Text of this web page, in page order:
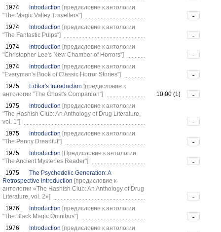
1974
Introduction [предисловие к антологии
"The Magic Valley Travellers"]
-
1974
Introduction [предисловие к антологии
"The Fantastic Pulps"]
-
1974
Introduction [предисловие к антологии
"Christopher Lee's New Chamber of Horrors"]
-
1974
Introduction [предисловие к антологии
"Everyman's Book of Classic Horror Stories"]
-
1975
Editor's Introduction [предисловие к
антологии "The Ghost's Companion"]
10.00 (1)
-
1975
Introduction [предисловие к антологии
"The Hashish Club: An Anthology of Drug Literature,
vol. 1"]
-
1975
Introduction [предисловие к антологии
"The Penny Dreadful"]
-
1975
Introduction [Предисловие к антологии
"The Ancient Mysteries Reader"]
-
1975
The Psychedelic Generation: A
Retrospective Introduction [предисловие к
антологии «The Hashish Club: An Anthology of Drug
Literature, vol. 2»]
-
1976
Introduction [предисловие к антологии
"The Black Magic Omnibus"]
-
1976
Introduction [предисловие к антологии